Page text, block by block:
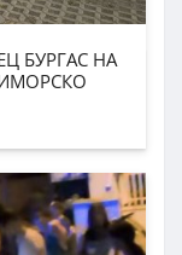
БУРГАС НА